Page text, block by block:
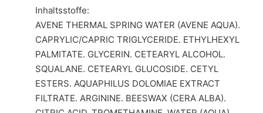
Inhaltsstoffe:
AVENE THERMAL SPRING WATER (AVENE AQUA).
CAPRYLIC/CAPRIC TRIGLYCERIDE. ETHYLHEXYL
PALMITATE. GLYCERIN. CETEARYL ALCOHOL.
SQUALANE. CETEARYL GLUCOSIDE. CETYL
ESTERS. AQUAPHILUS DOLOMIAE EXTRACT
FILTRATE. ARGININE. BEESWAX (CERA ALBA).